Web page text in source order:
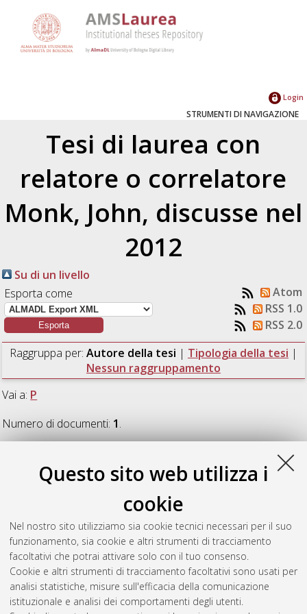
Questo sito web utilizza i
cookie
Nel nostro sito utilizziamo sia cookie tecnici necessari per il suo
funzionamento, sia cookie e altri strumenti di tracciamento
facoltativi che potrai attivare solo con il tuo consenso.
Cookie e altri strumenti di tracciamento facoltativi sono usati per
analisi statistiche, misure sull'efficacia della comunicazione
istituzionale e analisi dei comportamenti degli utenti.
Login
STRUMENTI DI NAVIGAZIONE
Tesi di laurea con
relatore o correlatore
Monk, John, discusse nel
2012
Su di un livello
Esporta come
Atom
RSS 1.0
RSS 2.0
Raggruppa per: Autore della tesi | Tipologia della tesi |
Nessun raggruppamento
Vai a: P
Numero di documenti: 1.
(2012)Structural design, manufacturing
composite materials.[Laurea magistrale], Università di
Bologna, Corso di Studio in Ingegneria aerospaziale [LM-
DM270] - Forli'
Questa lista e' stata generata ilSat Aug 8 13:15:29 2026